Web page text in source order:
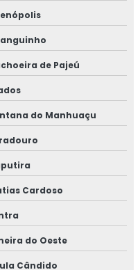
de Pajeú
do Manhuaçu
Cardoso
do Oeste
Cândido